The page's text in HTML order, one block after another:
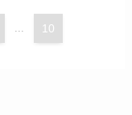
... 10